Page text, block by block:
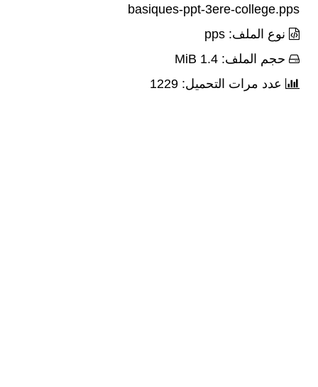
basiques-ppt-3ere-college.pps
نوع الملف: pps
حجم الملف: 1.4 MiB
عدد مرات التحميل: 1229